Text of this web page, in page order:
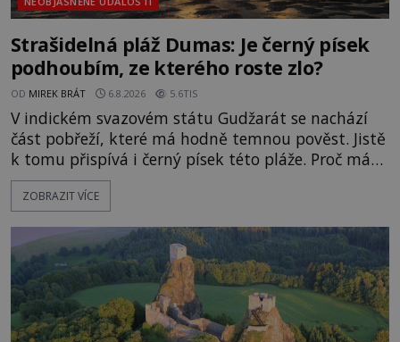
Strašidelná pláž Dumas: Je černý písek
podhoubím, ze kterého roste zlo?
OD MIREK BRÁT 6.8.2026 5.6TIS
V indickém svazovém státu Gudžarát se nachází
část pobřeží, které má hodně temnou pověst. Jistě
k tomu přispívá i černý písek této pláže. Proč má
pláž takové netypické zbarvení? Nakolik jsou
pravdivé historky, že zde došlo k nevysvětlitelným
následovat. Vstupujeme na pláž Dumas ve městě
Surat. Gu
ZOBRAZIT VÍCE